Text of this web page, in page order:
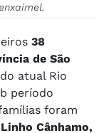
38
de São
atual Rio
período
foram
Cânhamo,